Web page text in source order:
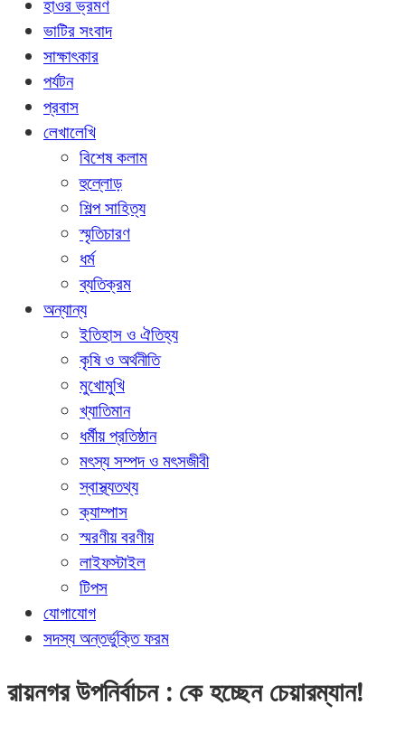
হাওর ভ্রমণ
ভাটির সংবাদ
সাক্ষাৎকার
পর্যটন
প্রবাস
লেখালেখি
বিশেষ কলাম
হুল্লোড়
শিল্প সাহিত্য
স্মৃতিচারণ
ধর্ম
ব্যতিক্রম
অন্যান্য
ইতিহাস ও ঐতিহ্য
কৃষি ও অর্থনীতি
মুখোমুখি
খ্যাতিমান
ধর্মীয় প্রতিষ্ঠান
মৎস্য সম্পদ ও মৎসজীবী
স্বাস্থ্যতথ্য
ক্যাম্পাস
স্মরণীয় বরণীয়
লাইফস্টাইল
টিপস
যোগাযোগ
সদস্য অন্তর্ভুক্তি ফরম
রায়নগর উপনির্বাচন : কে হচ্ছেন চেয়ারম্যান!